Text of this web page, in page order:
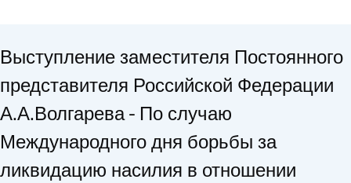
Выступление заместителя Постоянного
представителя Российской Федерации
А.А.Волгарева - По случаю
Международного дня борьбы за
ликвидацию насилия в отношении